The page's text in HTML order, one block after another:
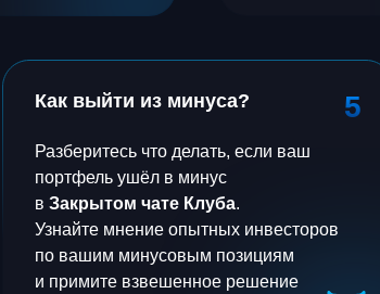
Как выйти из минуса?
Разберитесь что делать, если ваш
портфель ушёл в минус
в Закрытом чате Клуба.
Узнайте мнение опытных инвесторов
по вашим минусовым позициям
и примите взвешенное решение
5